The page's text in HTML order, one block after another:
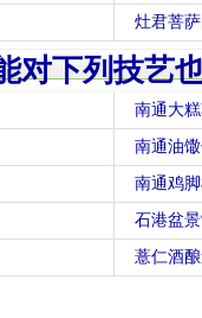
灶君菩
对下列技艺
南通大
南通油
南通鸡
石港盆
薏仁酒